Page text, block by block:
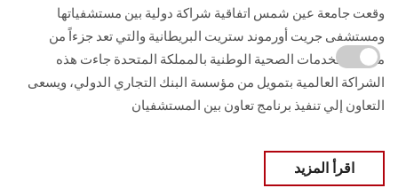
وقعت جامعة عين شمس اتفاقية شراكة دولية بين مستشفياتها
ومستشفى جريت أورموند ستريت البريطانية والتي تعد جزءاً من
منظمة الخدمات الصحية الوطنية بالمملكة المتحدة جاءت هذه
الشراكة العالمية بتمويل من مؤسسة البنك التجاري الدولي، ويسعى
التعاون إلي تنفيذ برنامج تعاون بين المستشفيان
اقرأ المزيد